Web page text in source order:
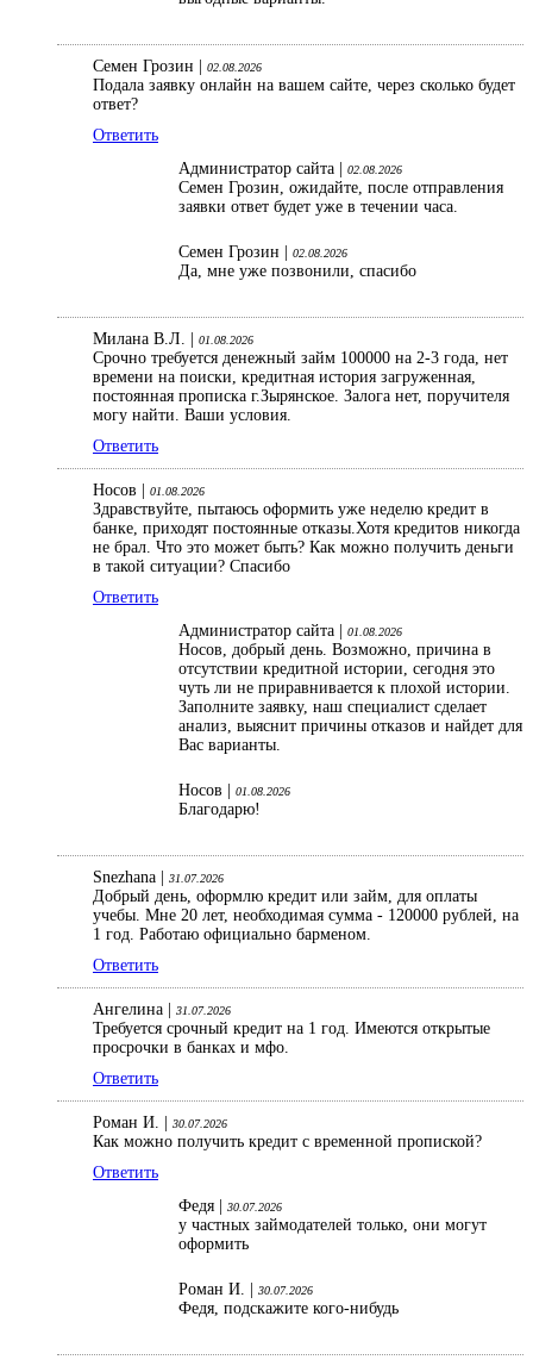
Семен Грозин | 02.08.2026
Подала заявку онлайн на вашем сайте, через сколько будет
ответ?
Ответить
Администратор сайта |
02.08.2026
Семен Грозин, ожидайте, после отправления
заявки ответ будет уже в течении часа.
Семен Грозин | 02.08.2026
Да, мне уже позвонили, спасибо
Милана В.Л. | 01.08.2026
Срочно требуется денежный займ 100000 на 2-3 года, нет
времени на поиски, кредитная история загруженная,
постоянная прописка г.Зырянское. Залога нет, поручителя
могу найти. Ваши условия.
Ответить
Носов | 01.08.2026
Здравствуйте, пытаюсь оформить уже неделю кредит в
банке, приходят постоянные отказы.Хотя кредитов никогда
не брал. Что это может быть? Как можно получить деньги
в такой ситуации? Спасибо
Ответить
Администратор сайта |
01.08.2026
Носов, добрый день. Возможно, причина в
отсутствии кредитной истории, сегодня это
чуть ли не приравнивается к плохой истории.
Заполните заявку, наш специалист сделает
анализ, выяснит причины отказов и найдет для
Вас варианты.
Носов | 01.08.2026
Благодарю!
Snezhana | 31.07.2026
Добрый день, оформлю кредит или займ, для оплаты
учебы. Мне 20 лет, необходимая сумма - 120000 рублей, на
1 год. Работаю официально барменом.
Ответить
Ангелина | 31.07.2026
Требуется срочный кредит на 1 год. Имеются открытые
просрочки в банках и мфо.
Ответить
Роман И. | 30.07.2026
Как можно получить кредит с временной пропиской?
Ответить
Федя |
30.07.2026
у частных займодателей только, они могут
оформить
Роман И. | 30.07.2026
Федя, подскажите кого-нибудь